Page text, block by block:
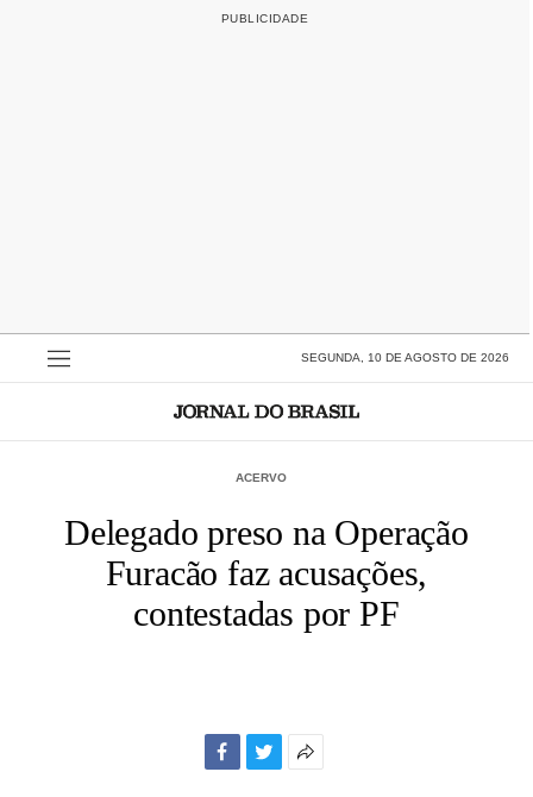
SEGUNDA, 10 DE AGOSTO DE 2026
ACERVO
Delegado preso na Operação
Furacão faz acusações,
contestadas por PF